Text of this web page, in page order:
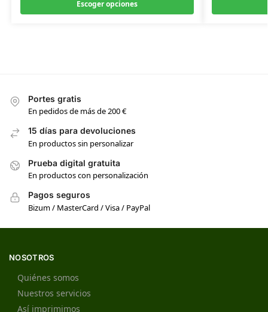
Escoger opciones
Portes gratis
En pedidos de más de 200 €
15 días para devoluciones
En productos sin personalizar
Prueba digital gratuita
En productos con personalización
Pagos seguros
Bizum / MasterCard / Visa / PayPal
NOSOTROS
Quiénes somos
Nuestros servicios
Así imprimimos